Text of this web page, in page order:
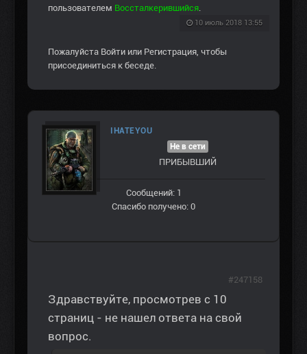
пользователем Воссталкерившийся
10 июль 2018 13:55
Пожалуйста Войти или Регистрация , чтобы
присоединиться к беседе.
IHATEYOU
Не в сети
ПРИБЫВШИЙ
Сообщений: 1
Спасибо получено: 0
Здравствуйте, просмотрев с 10
страниц - не нашел ответа на свой
вопрос.
#247158